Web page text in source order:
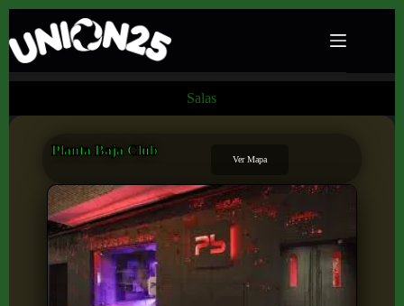
Salas
Planta Baja Club
Ver Mapa